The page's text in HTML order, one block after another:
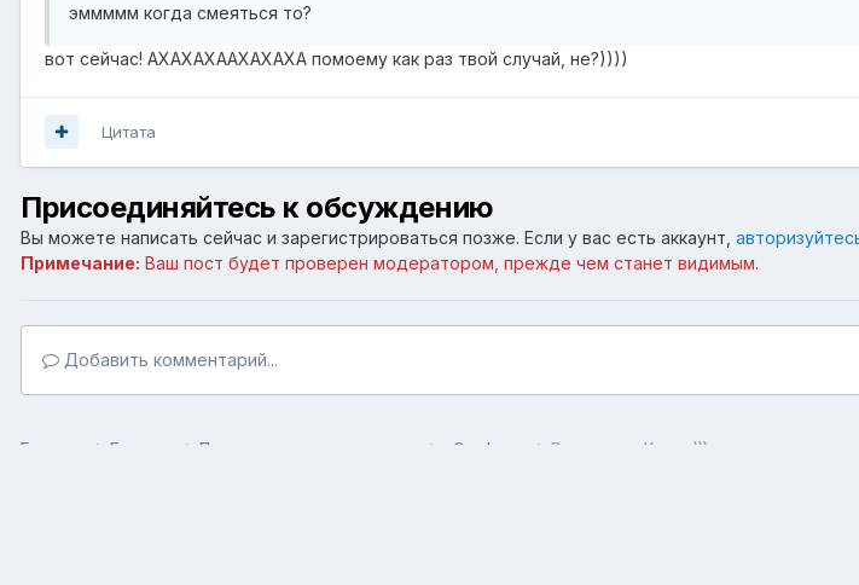
эммммм когда смеяться то?
вот сейчас! АХАХАХААХАХАХА помоему как раз твой случай, не?))))
Цитата
Присоединяйтесь к обсуждению
Вы можете написать сейчас и зарегистрироваться позже. Если у вас есть аккаунт,
Примечание: Ваш пост будет проверен модератором, прежде чем станет видимым.
Добавить комментарий...
Главная Галерея Пользовательские галереи тЭлуфоны Выгнали из Клана)))